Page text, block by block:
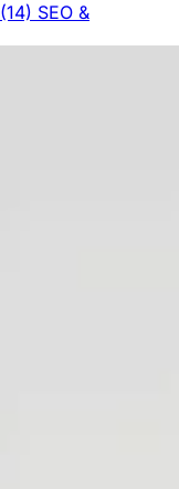
(14) SEO &